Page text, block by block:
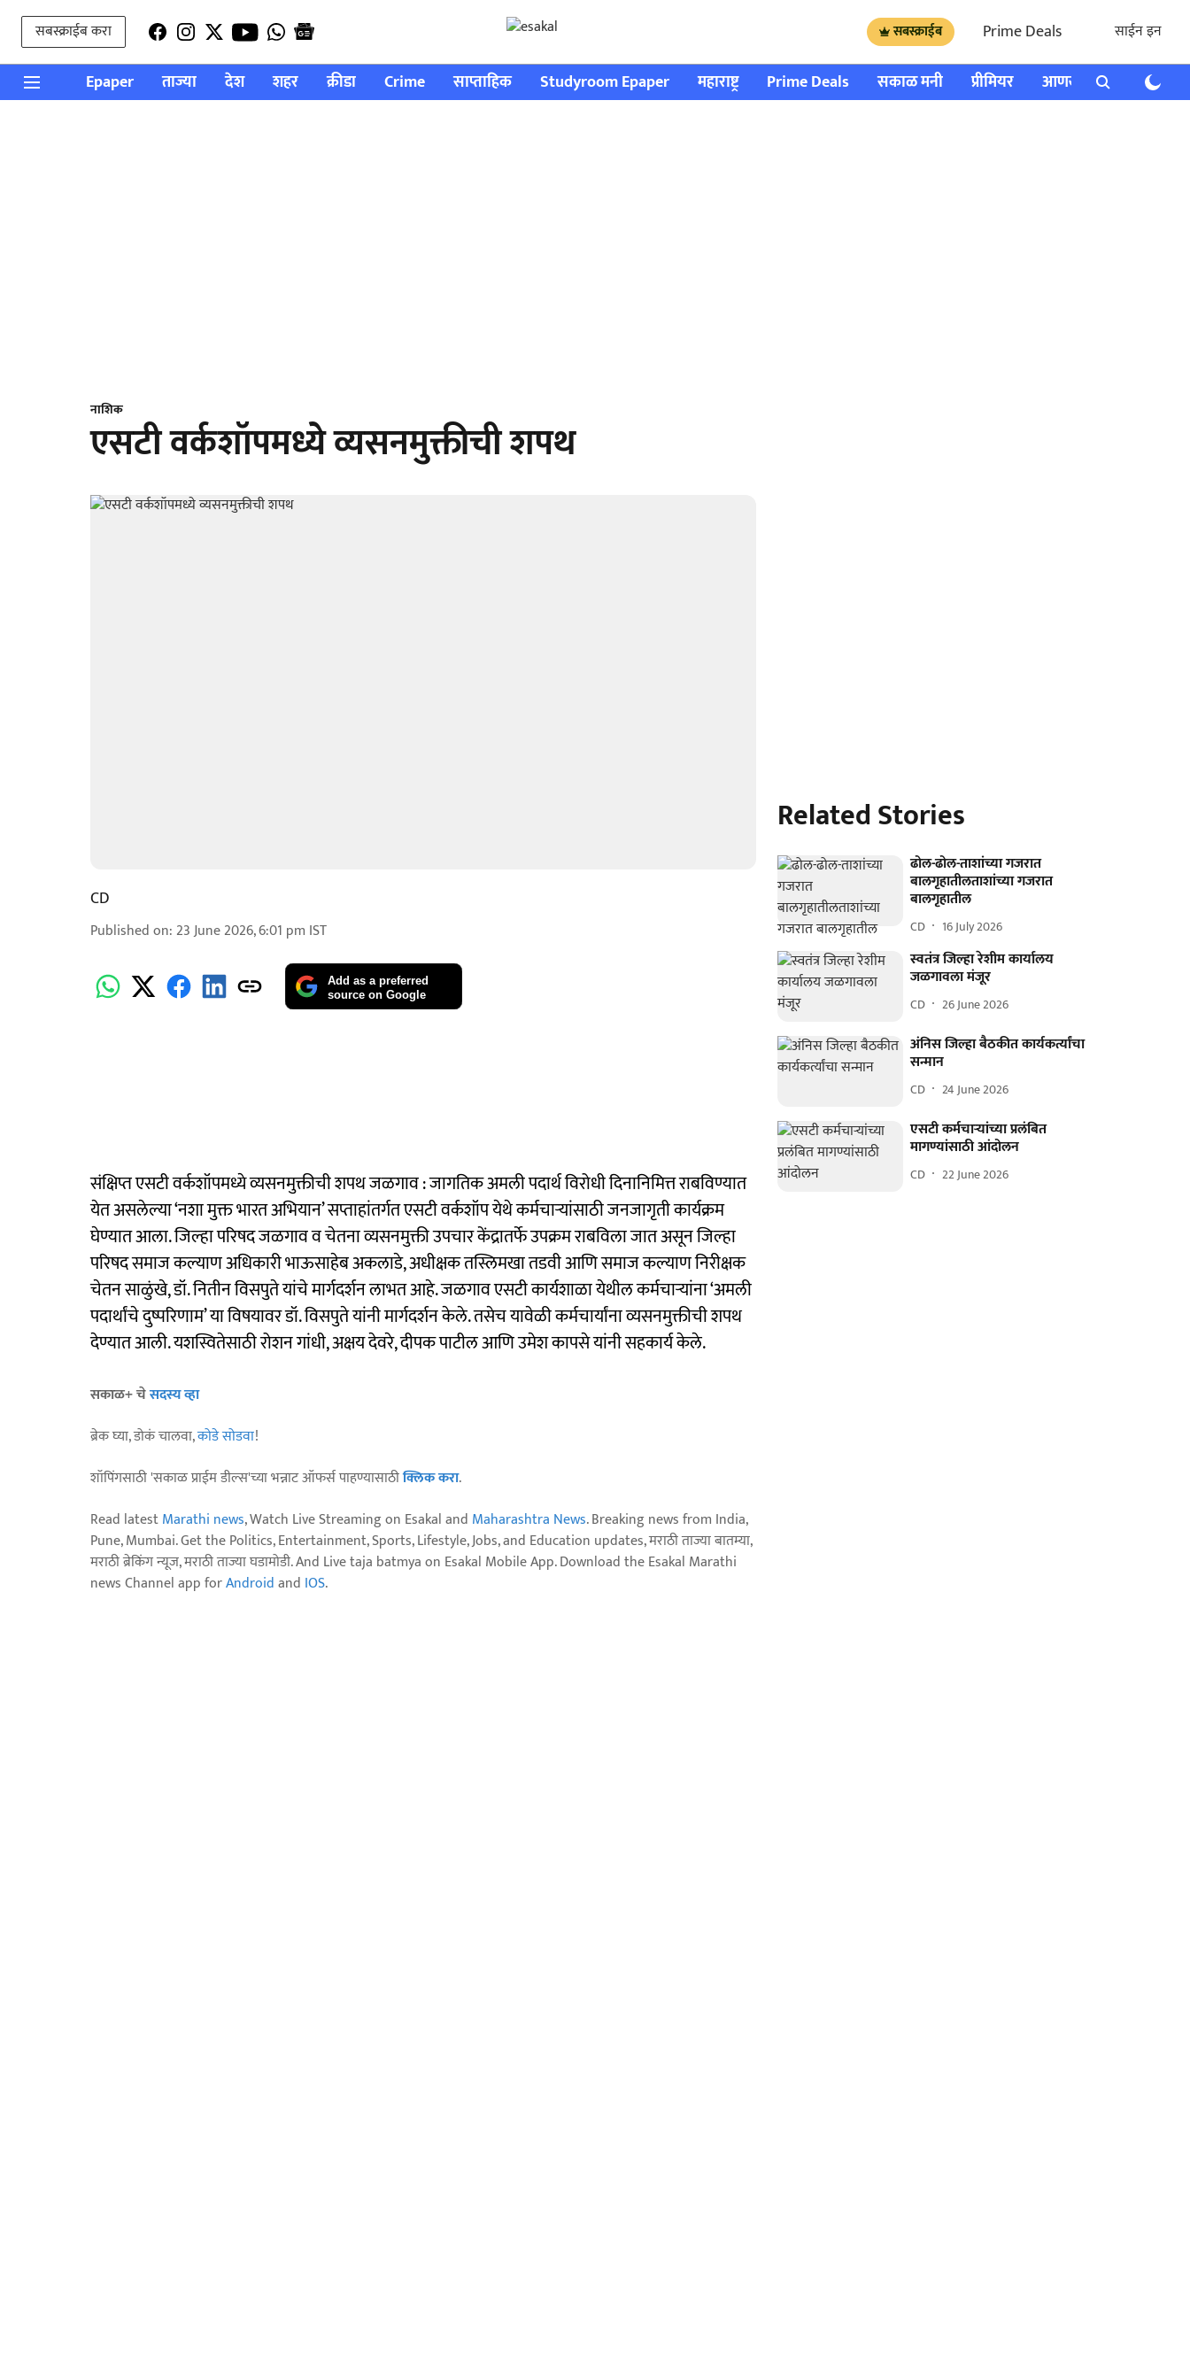
सबस्क्राईब करा सबस्क्राईब Prime Deals साईन इन
Epaper ताज्या देश शहर क्रीडा Crime साप्ताहिक Studyroom Epaper महाराष्ट्र Prime Deals सकाळ मनी प्रीमियर आणखी राशी भविष्य
नाशिक
एसटी वर्कशॉपमध्ये व्यसनमुक्तीची शपथ
CD
Published on: 23 June 2026, 6:01 pm IST
Add as a preferred
source on Google
संक्षिप्त एसटी वर्कशॉपमध्ये व्यसनमुक्तीची शपथ जळगाव : जागतिक अमली पदार्थ विरोधी दिनानिमित्त राबविण्यात
येत असलेल्या ‘नशा मुक्त भारत अभियान’ सप्ताहांतर्गत एसटी वर्कशॉप येथे कर्मचाऱ्यांसाठी जनजागृती कार्यक्रम
घेण्यात आला. जिल्हा परिषद जळगाव व चेतना व्यसनमुक्ती उपचार केंद्रातर्फे उपक्रम राबविला जात असून जिल्हा
परिषद समाज कल्याण अधिकारी भाऊसाहेब अकलाडे, अधीक्षक तस्लिमखा तडवी आणि समाज कल्याण निरीक्षक
चेतन साळुंखे, डॉ. नितीन विसपुते यांचे मार्गदर्शन लाभत आहे. जळगाव एसटी कार्यशाळा येथील कर्मचाऱ्यांना ‘अमली
पदार्थांचे दुष्परिणाम’ या विषयावर डॉ. विसपुते यांनी मार्गदर्शन केले. तसेच यावेळी कर्मचार्यांना व्यसनमुक्तीची शपथ
देण्यात आली. यशस्वितेसाठी रोशन गांधी, अक्षय देवरे, दीपक पाटील आणि उमेश कापसे यांनी सहकार्य केले.
सकाळ+ चेसदस्य व्हा
ब्रेक घ्या, डोकं चालवा,कोडे सोडवा!
शॉपिंगसाठी 'सकाळ प्राईम डील्स'च्या भन्नाट ऑफर्स पाहण्यासाठीक्लिक करा.
Read latestMarathi news, Watch Live Streaming on Esakal and Maharashtra News. Breaking news from India,
Pune, Mumbai. Get the Politics, Entertainment, Sports, Lifestyle, Jobs, and Education updates, मराठी ताज्या बातम्या,
मराठी ब्रेकिंग न्यूज, मराठी ताज्या घडामोडी. And Live taja batmya on Esakal Mobile App. Download the Esakal Marathi
news Channel app forAndroidand IOS.
Related Stories
ढोल-ढोल-ताशांच्या गजरात
बालगृहातीलताशांच्या गजरात
बालगृहातील
CD 16 July 2026
स्वतंत्र जिल्हा रेशीम कार्यालय
जळगावला मंजूर
CD 26 June 2026
अंनिस जिल्हा बैठकीत कार्यकर्त्यांचा
सन्मान
CD 24 June 2026
एसटी कर्मचाऱ्यांच्या प्रलंबित
मागण्यांसाठी आंदोलन
CD 22 June 2026